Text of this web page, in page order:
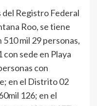
Registro Federal
Roo, se tiene
510 mil 29 personas,
sede en Playa
con
en el Distrito 02
126; en el